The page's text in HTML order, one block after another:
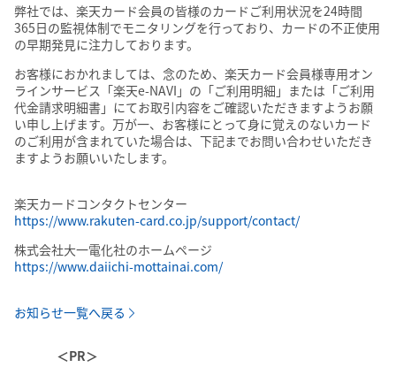
弊社では、楽天カード会員の皆様のカードご利用状況を24時間
365日の監視体制でモニタリングを行っており、カードの不正使用
の早期発見に注力しております。
お客様におかれましては、念のため、楽天カード会員様専用オン
ラインサービス「楽天e-NAVI」の「ご利用明細」または「ご利用
代金請求明細書」にてお取引内容をご確認いただきますようお願
い申し上げます。万が一、お客様にとって身に覚えのないカード
のご利用が含まれていた場合は、下記までお問い合わせいただき
ますようお願いいたします。
楽天カードコンタクトセンター
https://www.rakuten-card.co.jp/support/contact/
株式会社大一電化社のホームページ
https://www.daiichi-mottainai.com/
お知らせ一覧へ戻る
＜PR＞